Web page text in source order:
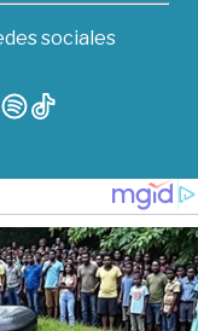
sociales